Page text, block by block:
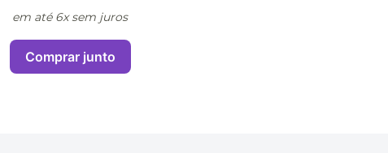
em até 6x sem juros
Comprar junto